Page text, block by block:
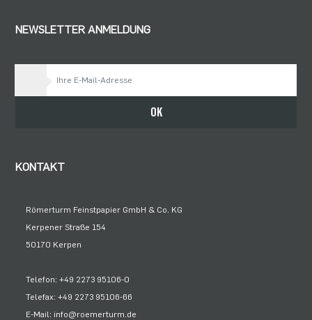
NEWSLETTER ANMELDUNG
OK
KONTAKT
Römerturm Feinstpapier GmbH & Co. KG
Kerpener Straße 154
50170 Kerpen
Telefon: +49 2273 95106-0
Telefax: +49 2273 95106-66
E-Mail: info@roemerturm.de